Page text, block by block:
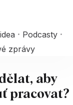
Podcasty
zprávy
aby
pracovat?